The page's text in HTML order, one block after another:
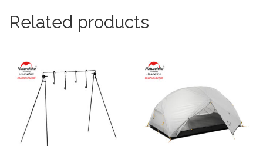
Related products